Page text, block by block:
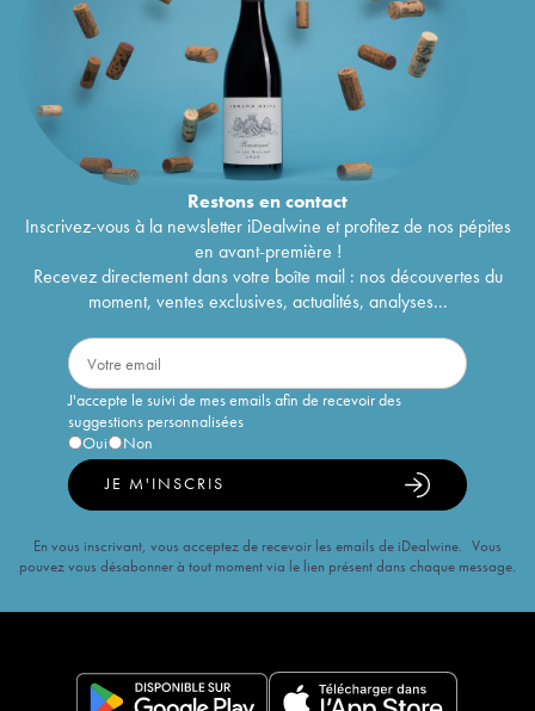
Restons encontact
Inscrivez-vous à la newsletter iDealwine et profitez de nos pépites
en avant-première !
Recevez directement dans votre boîte mail : nos découvertes du
moment, ventes exclusives, actualités, analyses...
J'accepte le suivi de mes emails afin de recevoir des
suggestions personnalisées
Oui
Non
JE M'INSCRIS
En vous inscrivant, vous acceptez de recevoir les emails de iDealwine. Vous
pouvez vous désabonner à tout moment via le lien présent dans chaque message.